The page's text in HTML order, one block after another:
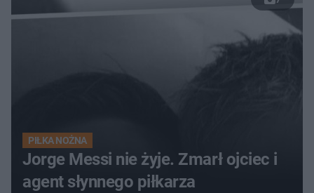
PIŁKA NOŻNA
Jorge Messi nie żyje. Zmarł ojciec i
agent słynnego piłkarza